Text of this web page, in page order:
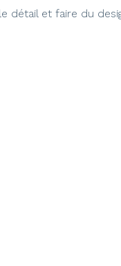
détail et faire du